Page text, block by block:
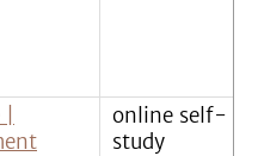
online self-
study